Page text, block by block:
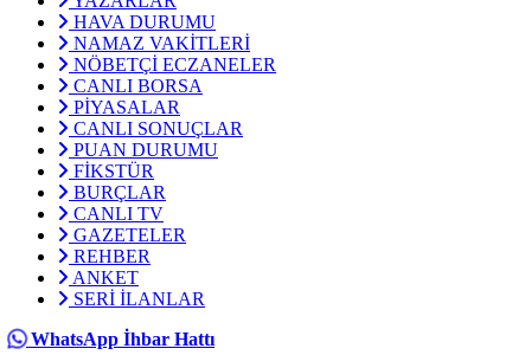
HAVA DURUMU
NAMAZ VAKİTLERİ
NÖBETÇİ ECZANELER
CANLI BORSA
PİYASALAR
CANLI SONUÇLAR
PUAN DURUMU
FİKSTÜR
BURÇLAR
CANLI TV
GAZETELER
REHBER
ANKET
SERİ İLANLAR
WhatsApp İhbar Hattı